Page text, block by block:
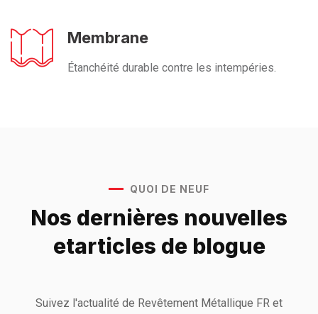
Membrane
Étanchéité durable contre les intempéries.
QUOI DE NEUF
Nos dernières nouvelles
etarticles de blogue
Suivez l'actualité de Revêtement Métallique FR et